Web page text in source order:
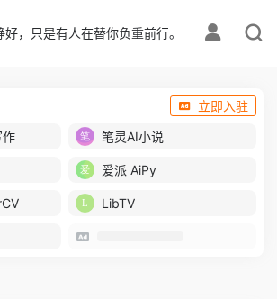
，只是有人在替你负重前行。
立即入驻
笔灵AI小说
爱派 AiPy
LibTV